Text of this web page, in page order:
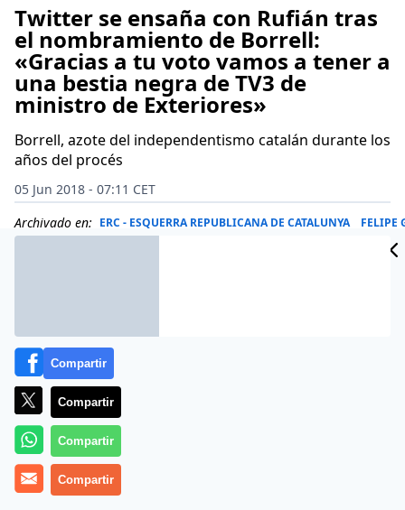
Twitter se ensaña con Rufián tras
el nombramiento de Borrell:
«Gracias a tu voto vamos a tener a
una bestia negra de TV3 de
ministro de Exteriores»
Borrell, azote del independentismo catalán durante los
años del procés
05 Jun 2018 - 07:11 CET
Archivado en: ERC - ESQUERRA REPUBLICANA DE CATALUNYA FELIPE
Compartir
Compartir
Compartir
Compartir